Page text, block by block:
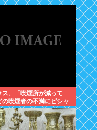
ス、「喫煙所が減って
の喫煙者の不満にピシャ
あやめれば？タバコなん
け吸ってればいい」